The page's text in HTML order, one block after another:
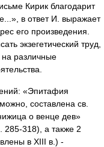
Кирик благодарит
в ответ И. выражает
его произведения.
экзегетический труд,
различные
«Эпитафия
составлена св.
о венце дев»
285-318), а также 2
в XIII в.) -